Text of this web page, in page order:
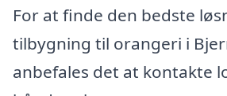
For at finde den bedste
tilbygning til orangeri i
anbefales det at kontakte